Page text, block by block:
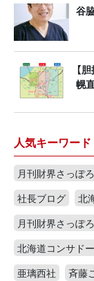
谷
【
幌
人気キーワード
月刊財界さっぽ
社長ブログ
北
月刊財界さっぽ
北海道コンサド
亜璃西社
斉藤